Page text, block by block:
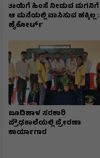
ತಾಯಿಗೆ ಹಿಂಸೆ ನೀಡುವ ಮಗನಿಗೆ
ಆ ಮನೆಯಲ್ಲಿ ವಾಸಿಸುವ ಹಕ್ಕಿಲ್ಲ :
ಹೈಕೋರ್ಟ್
ಬೂದಿಹಾಳ ಸರಕಾರಿ
ಪ್ರೌಢಶಾಲೆಯಲ್ಲಿ ಪ್ರೇರಣಾ
ಕಾರ್ಯಾಗಾರ